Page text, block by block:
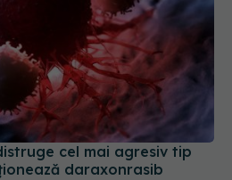
cel mai agresiv tip
daraxonrasib